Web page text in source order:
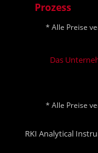
Prozess
* Alle Preise
Das
* Alle Preise
RKI Analytical